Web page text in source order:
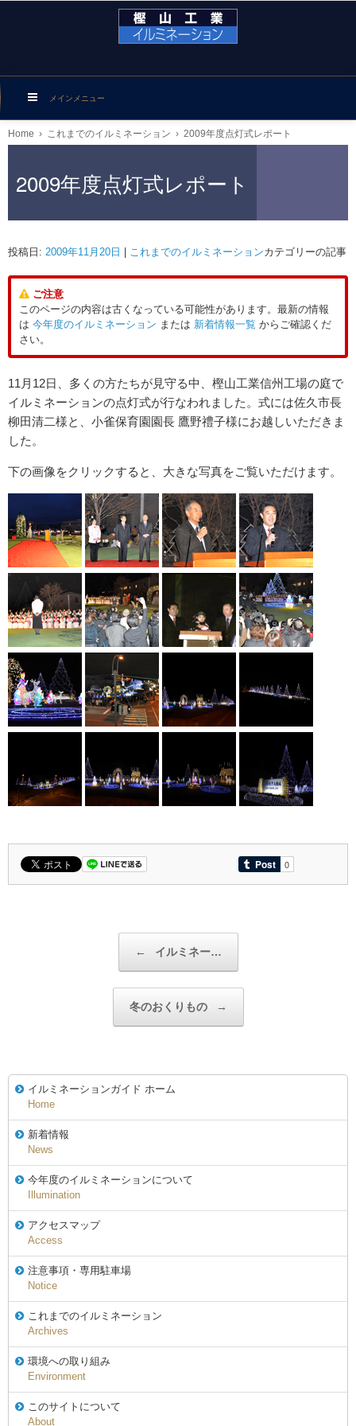
メインメニュー
Home › これまでのイルミネーション › 2009年度点灯式レポート
2009年度点灯式レポート
投稿日: 2009年11月20日 これまでのイルミネーションカテゴリーの記事
ご注意
このページの内容は古くなっている可能性があります。最新の情報
は 今年度のイルミネーション または 新着情報一覧 からご確認くだ
さい。
11月12日、多くの方たちが見守る中、樫山工業信州工場の庭で
イルミネーションの点灯式が行なわれました。式には佐久市長
柳田清二様と、小雀保育園園長 鷹野禮子様にお越しいただきま
した。
下の画像をクリックすると、大きな写真をご覧いただけます。
← イルミネー…
冬のおくりもの →
イルミネーションガイド ホーム
Home
新着情報
News
今年度のイルミネーションについて
Illumination
アクセスマップ
Access
注意事項・専用駐車場
Notice
これまでのイルミネーション
Archives
環境への取り組み
Environment
このサイトについて
About